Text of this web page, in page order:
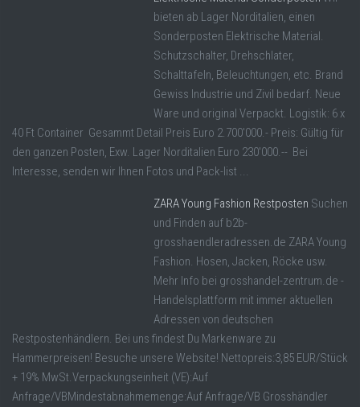
bieten ab Lager Norditalien, einen
Sonderposten Elektrische Material.
Schutzschalter, Drehschlater,
Schalttafeln, Beleuchtungen, etc. Brand
Gewiss Industrie und Zivil bedarf. Neue
Ware und original Verpackt. Logistik: 6 x
40 Ft Container Gesammt Detail Preis Euro 2.700'000.- Preis: Gültig für
den ganzen Posten, Exw. Lager Norditalien Euro 230'000.-- Bei
Interesse, senden wir Ihnen Fotos und Pack-list ...
ZARA Young Fashion Restposten Suchen
und Finden auf b2b-
grosshaendleradressen.de ZARA Young
Fashion. Hosen, Jacken, Röcke usw.
Mehr Info bei grosshandel-zentrum.de -
Handelsplattform mit immer aktuellen
Adressen von deutschen
Restpostenhändlern. Bei uns findest Du Markenware zu
Hammerpreisen! Besuche unsere Website! Nettopreis:3,85 EUR/Stück
+ 19% MwSt.Verpackungseinheit (VE):Auf
Anfrage/VBMindestabnahmemenge:Auf Anfrage/VB Grosshändler